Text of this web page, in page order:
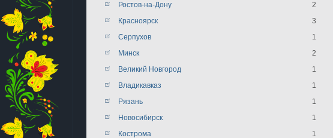
Ростов-на-Дону 2
Красноярск 3
Серпухов 1
Минск 2
Великий Новгород 1
Владикавказ 1
Рязань 1
Новосибирск 1
Кострома 1